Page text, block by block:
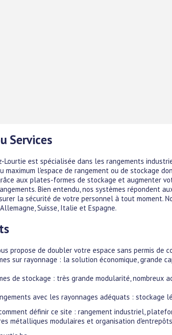
Services
Lourtie est spécialisée dans les rangements
maximum l'espace de rangement ou de stockage
aux plates-formes de stockage et augmenter
Bien entendu, nos systèmes répondent
la sécurité de votre personnel à tout moment.
Suisse, Italie et Espagne.
propose de doubler votre espace sans permis de
sur rayonnage : la solution économique, grande
de stockage : très grande modularité, nombreux
avec les rayonnages adéquats : stockage
définir ce site : rangement industriel,
métalliques modulaires et organisation